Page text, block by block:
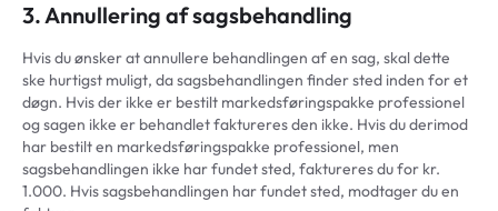
3. Annullering af sagsbehandling
Hvis du ønsker at annullere behandlingen af en sag, skal dette
ske hurtigst muligt, da sagsbehandlingen finder sted inden for et
døgn. Hvis der ikke er bestilt markedsføringspakke professionel
og sagen ikke er behandlet faktureres den ikke. Hvis du derimod
har bestilt en markedsføringspakke professionel, men
sagsbehandlingen ikke har fundet sted, faktureres du for kr.
1.000. Hvis sagsbehandlingen har fundet sted, modtager du en